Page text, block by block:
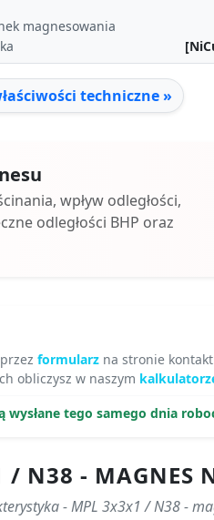
magnesowania
techniczne »
wpływ odległości,
odległości BHP oraz
formularz na stronie
obliczysz w naszym
wysłane tego samego dnia
N38 - MAGNES
- MPL 3x3x1 / N38 -